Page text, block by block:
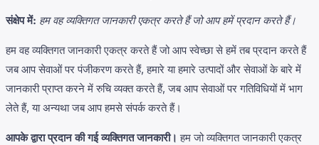
संक्षेप में: हम वह व्यक्तिगत जानकारी एकत्र करते हैं जो आप हमें प्रदान करते हैं।
हम वह व्यक्तिगत जानकारी एकत्र करते हैं जो आप स्वेच्छा से हमें तब प्रदान करते हैं
जब आप सेवाओं पर पंजीकरण करते हैं, हमारे या हमारे उत्पादों और सेवाओं के बारे में
जानकारी प्राप्त करने में रुचि व्यक्त करते हैं, जब आप सेवाओं पर गतिविधियों में भाग
लेते हैं, या अन्यथा जब आप हमसे संपर्क करते हैं।
आपके द्वारा प्रदान की गई व्यक्तिगत जानकारी। हम जो व्यक्तिगत जानकारी एकत्र